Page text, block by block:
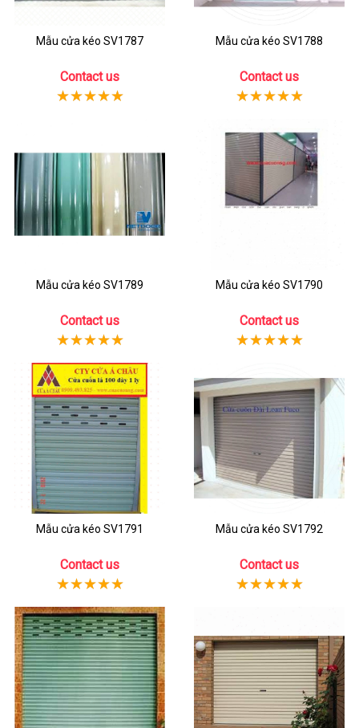
Mẫu cửa kéo SV1787
Contact us
Mẫu cửa kéo SV1788
Contact us
Mẫu cửa kéo SV1789
Contact us
Mẫu cửa kéo SV1790
Contact us
Mẫu cửa kéo SV1791
Contact us
Mẫu cửa kéo SV1792
Contact us